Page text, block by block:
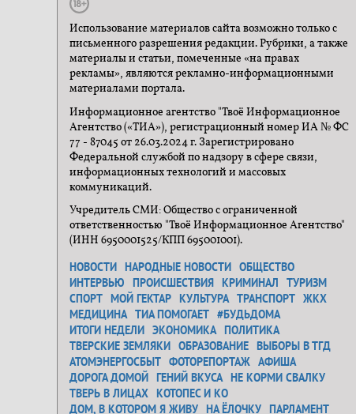
Использование материалов сайта возможно только с
письменного разрешения редакции. Рубрики, а также
материалы и статьи, помеченные «на правах
рекламы», являются рекламно-информационными
материалами портала.
Информационное агентство "Твоё Информационное
Агентство («ТИА»), регистрационный номер ИА № ФС
77 - 87045 от 26.03.2024 г. Зарегистрировано
Федеральной службой по надзору в сфере связи,
информационных технологий и массовых
коммуникаций.
Учредитель СМИ: Общество с ограниченной
ответственностью "Твоё Информационное Агентство"
(ИНН 6950001525/КПП 695001001).
НОВОСТИ НАРОДНЫЕ НОВОСТИ ОБЩЕСТВО
ИНТЕРВЬЮ
ПРОИСШЕСТВИЯ КРИМИНАЛ
ТУРИЗМ
СПОРТ МОЙ ГЕКТАР КУЛЬТУРА ТРАНСПОРТ ЖКХ
МЕДИЦИНА ТИА ПОМОГАЕТ #БУДЬДОМА
ИТОГИ НЕДЕЛИ ЭКОНОМИКА ПОЛИТИКА
ТВЕРСКИЕ ЗЕМЛЯКИ ОБРАЗОВАНИЕ ВЫБОРЫ В ТГД
АТОМЭНЕРГОСБЫТ ФОТОРЕПОРТАЖ АФИША
ДОРОГА ДОМОЙ ГЕНИЙ ВКУСА НЕ КОРМИ СВАЛКУ
ТВЕРЬ В ЛИЦАХ КОТОПЕС И КО
ДОМ, В КОТОРОМ Я ЖИВУ НА ЁЛОЧКУ ПАРЛАМЕНТ